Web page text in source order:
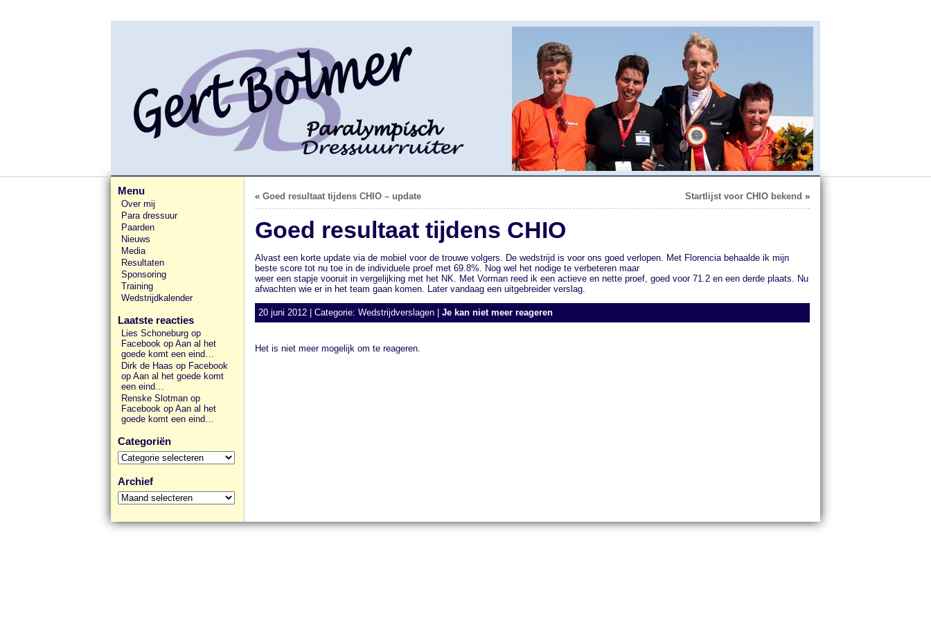
Menu
Over mij
Para dressuur
Paarden
Nieuws
Media
Resultaten
Sponsoring
Training
Wedstrijdkalender
Laatste reacties
Lies Schoneburg op
Facebook op Aan al het
goede komt een eind…
Dirk de Haas op Facebook
op Aan al het goede komt
een eind…
Renske Slotman op
Facebook op Aan al het
goede komt een eind…
Categoriën
Categoriën
Archief
Archief
« Goed resultaat tijdens CHIO – update Startlijst voor CHIO bekend »
Goed resultaat tijdens CHIO
Alvast een korte update via de mobiel voor de trouwe volgers. De wedstrijd is voor ons goed verlopen. Met Florencia behaalde ik mijn
beste score tot nu toe in de individuele proef met 69.8%. Nog wel het nodige te verbeteren maar
weer een stapje vooruit in vergelijking met het NK. Met Vorman reed ik een actieve en nette proef, goed voor 71.2 en een derde plaats. Nu
afwachten wie er in het team gaan komen. Later vandaag een uitgebreider verslag.
20 juni 2012 | Categorie: Wedstrijdverslagen | Je kan niet meer reageren
Het is niet meer mogelijk om te reageren.